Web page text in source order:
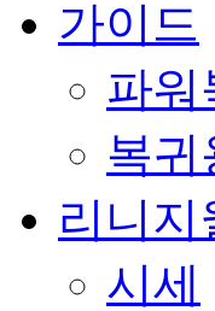
가이드
파워
복귀
리니지
시세